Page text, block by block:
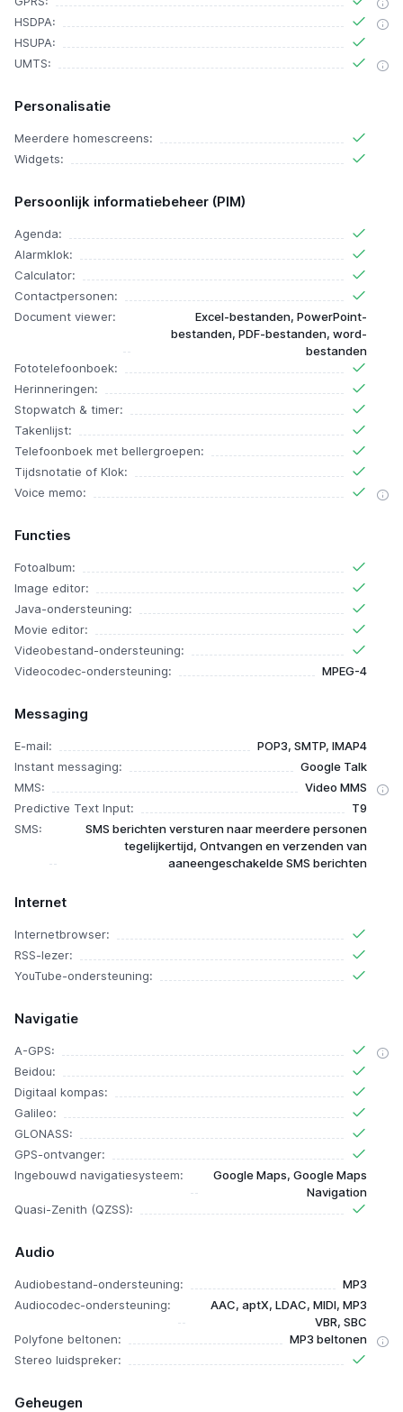
HSDPA:
HSUPA:
UMTS:
Personalisatie
Meerdere homescreens:
Widgets:
Persoonlijk informatiebeheer (PIM)
Agenda:
Alarmklok:
Calculator:
Contactpersonen:
Document viewer:
Excel-bestanden, PowerPoint-
bestanden, PDF-bestanden, word-
bestanden
Fototelefoonboek:
Herinneringen:
Stopwatch & timer:
Takenlijst:
Telefoonboek met bellergroepen:
Tijdsnotatie of Klok:
Voice memo:
Functies
Fotoalbum:
Image editor:
Java-ondersteuning:
Movie editor:
Videobestand-ondersteuning:
Videocodec-ondersteuning:
MPEG-4
Messaging
E-mail:
POP3, SMTP, IMAP4
Instant messaging:
Google Talk
MMS:
Video MMS
Predictive Text Input:
T9
SMS:
SMS berichten versturen naar meerdere personen
tegelijkertijd, Ontvangen en verzenden van
aaneengeschakelde SMS berichten
Internet
Internetbrowser:
RSS-lezer:
YouTube-ondersteuning:
Navigatie
A-GPS:
Beidou:
Digitaal kompas:
Galileo:
GLONASS:
GPS-ontvanger:
Ingebouwd navigatiesysteem:
Google Maps, Google Maps
Navigation
Quasi-Zenith (QZSS):
Audio
Audiobestand-ondersteuning:
MP3
Audiocodec-ondersteuning:
AAC, aptX, LDAC, MIDI, MP3
VBR, SBC
Polyfone beltonen:
MP3 beltonen
Stereo luidspreker:
Geheugen